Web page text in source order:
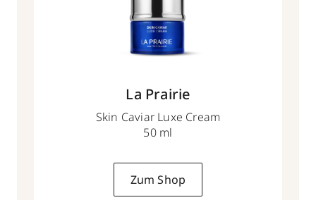
La Prairie
Skin Caviar Luxe Cream
50 ml
Zum Shop